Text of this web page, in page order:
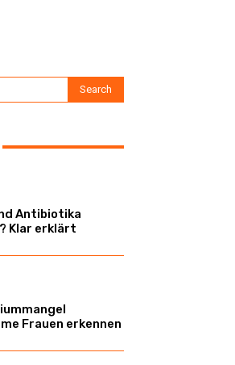
Search
Antibiotika
Klar erklärt
Frauen erkennen